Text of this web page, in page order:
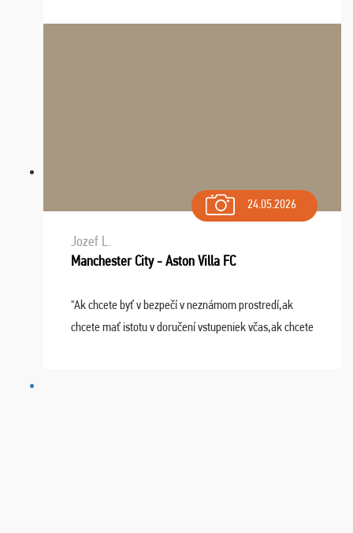
24.05.2026
Jozef L.
Manchester City - Aston Villa FC
"Ak chcete byť v bezpečí v neznámom prostredí,ak
chcete mať istotu v doručení vstupeniek včas,ak chcete